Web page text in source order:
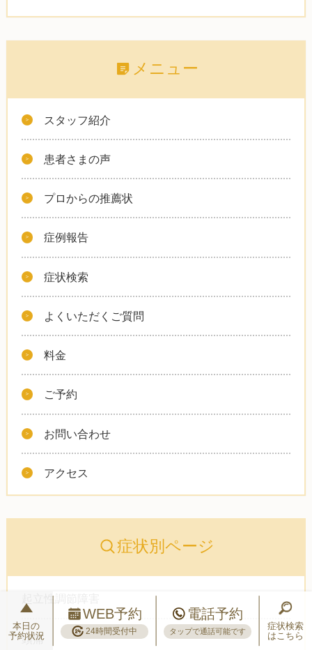
メニュー
スタッフ紹介
患者さまの声
プロからの推薦状
症例報告
症状検索
よくいただくご質問
料金
ご予約
お問い合わせ
アクセス
症状別ページ
起立性調節障害
頭痛
本日の
予約状況
WEB予約
24時間受付中
電話予約
タップで通話可能です
症状検索
はこちら